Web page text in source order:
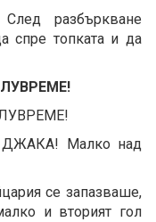
След разбъркване
спре топката и да
Малко над
се запазваше,
и вторият гол